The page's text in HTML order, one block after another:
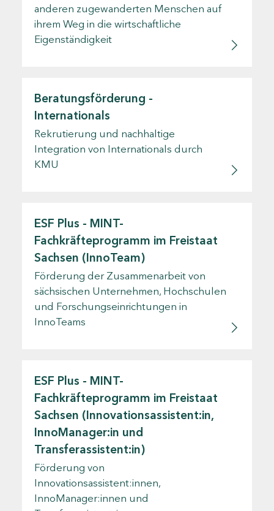
anderen zugewanderten Menschen auf
ihrem Weg in die wirtschaftliche
Eigenständigkeit
Beratungsförderung -
Internationals
Rekrutierung und nachhaltige
Integration von Internationals durch
KMU
ESF Plus - MINT-
Fachkräfteprogramm im Freistaat
Sachsen (InnoTeam)
Förderung der Zusammenarbeit von
sächsischen Unternehmen, Hochschulen
und Forschungseinrichtungen in
InnoTeams
ESF Plus - MINT-
Fachkräfteprogramm im Freistaat
Sachsen (Innovationsassistent:in,
InnoManager:in und
Transferassistent:in)
Förderung von
Innovationsassistent:innen,
InnoManager:innen und